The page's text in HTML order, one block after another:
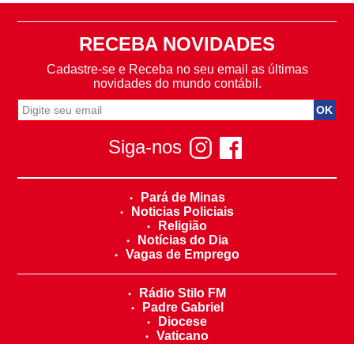
RECEBA NOVIDADES
Cadastre-se e Receba no seu email as últimas
novidades do mundo contábil.
Siga-nos
Pará de Minas
Noticias Policiais
Religião
Notícias do Dia
Vagas de Emprego
Rádio Stilo FM
Padre Gabriel
Diocese
Vaticano